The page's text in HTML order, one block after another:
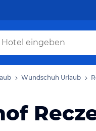
Wundschuh Urlaub